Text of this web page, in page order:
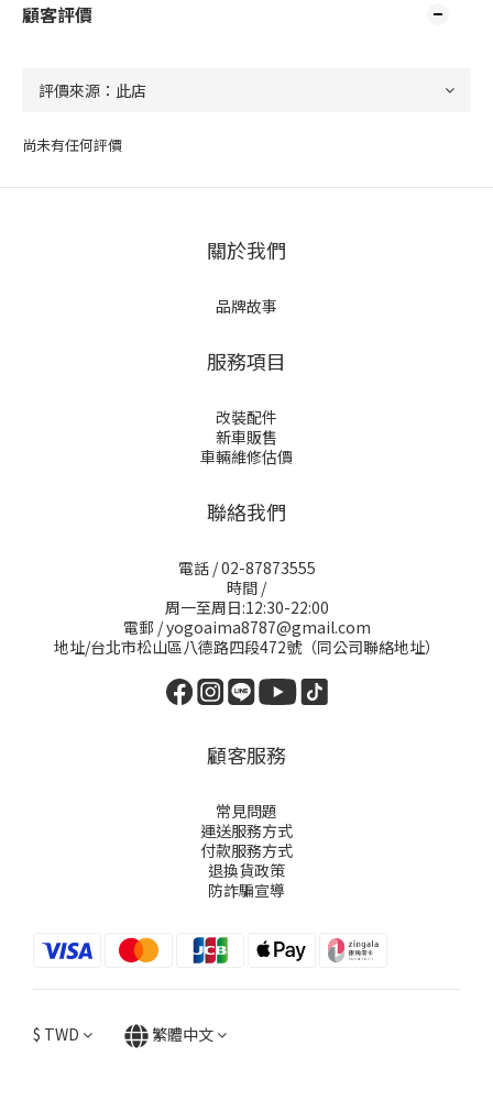
顧客評價
尚未有任何評價
關於我們
品牌故事
服務項目
改裝配件
新車販售
車輛維修估價
聯絡我們
電話 / 02-87873555
時間 /
周一至周日:12:30-22:00
電郵 / yogoaima8787@gmail.com
地址/台北市松山區八德路四段472號（同公司聯絡地址）
顧客服務
常見問題
運送服務方式
付款服務方式
退換貨政策
防詐騙宣導
$ TWD 繁體中文